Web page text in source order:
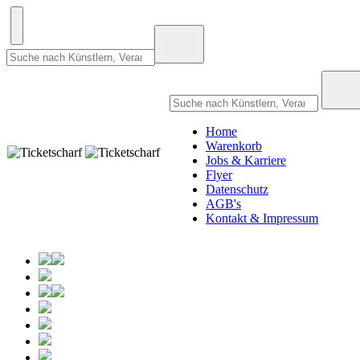
Home
Warenkorb
Jobs & Karriere
Flyer
Datenschutz
AGB's
Kontakt & Impressum